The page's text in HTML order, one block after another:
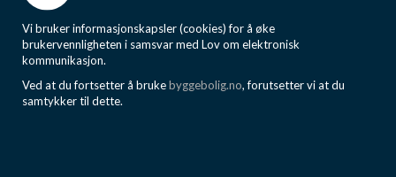
Vi bruker informasjonskapsler (cookies) for å øke
brukervennligheten i samsvar med Lov om elektronisk
kommunikasjon.
Ved at du fortsetter å brukebyggebolig.no, forutsetter vi at du
samtykker til dette.